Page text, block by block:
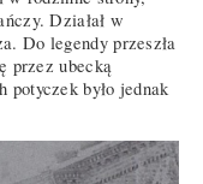
Działał w
Do legendy przeszła
przez ubecką
potyczek było jednak